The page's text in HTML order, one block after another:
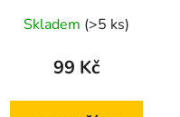
m 10 LED
Skladem (>5 ks)
99 Kč